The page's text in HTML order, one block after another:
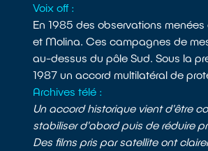
Voix off :
En 1985 des observations
et Molina. Ces campagnes de
au-dessus du pôle Sud. Sous la
1987 un accord multilatéral de
Archives télé :
Un accord historique vient d'être
stabiliser d'abord puis de réduire
Des films pris par satellite ont